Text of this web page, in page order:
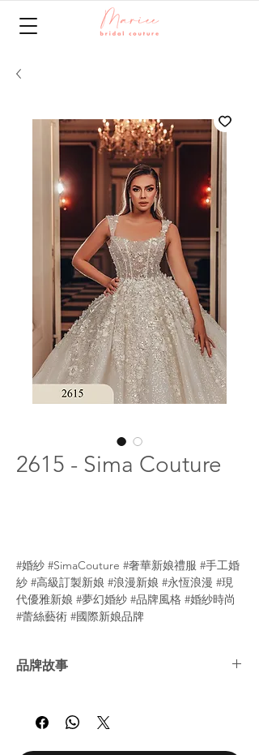
2615 - Sima Couture
#婚紗 #SimaCouture #奢華新娘禮服 #手工婚
紗 #高級訂製新娘 #浪漫新娘 #永恆浪漫 #現
代優雅新娘 #夢幻婚紗 #品牌風格 #婚紗時尚
#蕾絲藝術 #國際新娘品牌
品牌故事
高級婚紗品牌，專注於打造手工婚紗，彰顯新
娘的獨特魅力與優雅氣質。每一件婚紗皆融合